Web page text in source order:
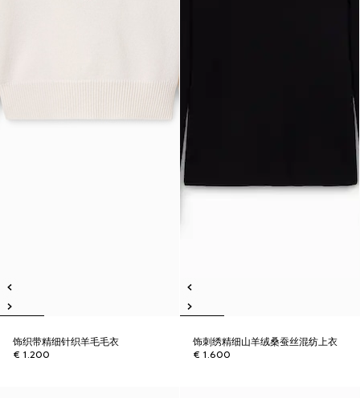
饰织带精细针织羊毛毛衣
€ 1.200
饰刺绣精细山羊绒桑蚕丝混纺上衣
€ 1.600